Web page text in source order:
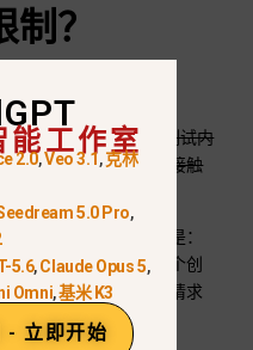
？
平台，您可以安全地测试内
为该平台可以让您在接触
型进行试验。.
风险。更安全的方法是：
版本，每次只更改一个创
戳，并在看似无害的请求
工作室
2.0,Veo 3.1,克林
5.0 Pro,
5.6,Claude Opus 5,
Omni,基米 K3
- 立即开始